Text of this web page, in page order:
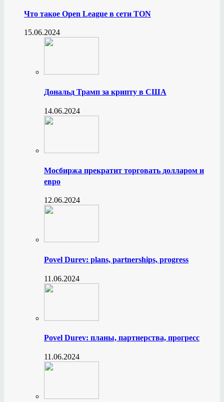
Что такое Open League в сети TON
15.06.2024
Дональд Трамп за крипту в США
14.06.2024
Мосбиржа прекратит торговать долларом и
евро
12.06.2024
Povel Durev: plans, partnerships, progress
11.06.2024
Povel Durev: планы, партнерства, прогресс
11.06.2024